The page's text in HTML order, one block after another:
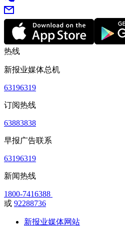
热线
新报业媒体总机
63196319
订阅热线
63883838
早报广告联系
63196319
新闻热线
1800-7416388
或 92288736
新报业媒体网站